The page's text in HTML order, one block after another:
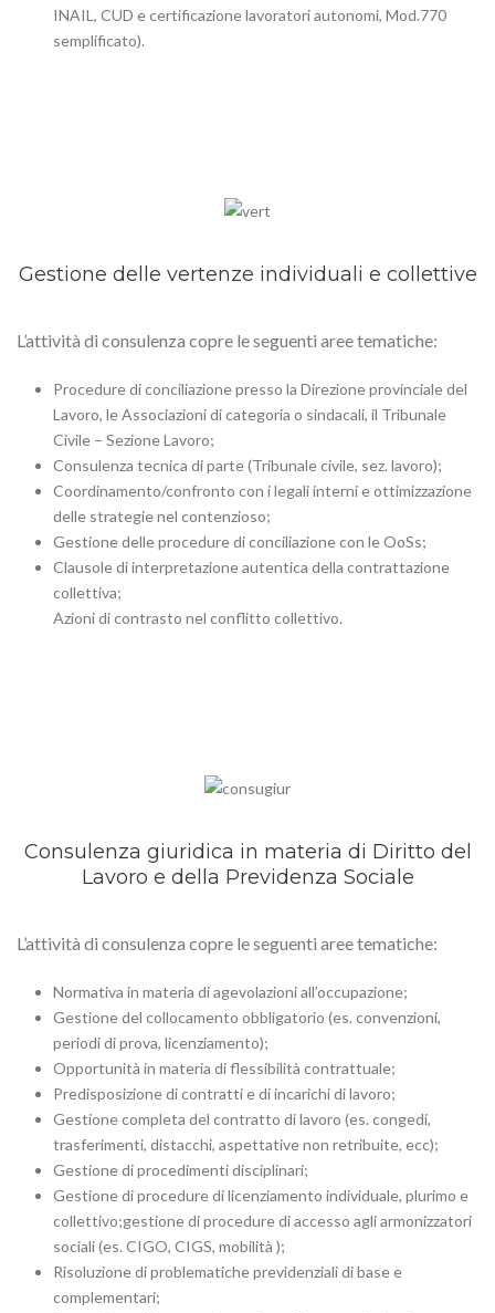
INAIL, CUD e certificazione lavoratori autonomi, Mod.770
semplificato).
Gestione delle vertenze individuali e collettive
L’attività di consulenza copre le seguenti aree tematiche:
Procedure di conciliazione presso la Direzione provinciale del
Lavoro, le Associazioni di categoria o sindacali, il Tribunale
Civile – Sezione Lavoro;
Consulenza tecnica di parte (Tribunale civile, sez. lavoro);
Coordinamento/confronto con i legali interni e ottimizzazione
delle strategie nel contenzioso;
Gestione delle procedure di conciliazione con le OoSs;
Clausole di interpretazione autentica della contrattazione
collettiva;
Azioni di contrasto nel conflitto collettivo.
Consulenza giuridica in materia di Diritto del
Lavoro e della Previdenza Sociale
L’attività di consulenza copre le seguenti aree tematiche:
Normativa in materia di agevolazioni all’occupazione;
Gestione del collocamento obbligatorio (es. convenzioni,
periodi di prova, licenziamento);
Opportunità in materia di flessibilità contrattuale;
Predisposizione di contratti e di incarichi di lavoro;
Gestione completa del contratto di lavoro (es. congedi,
trasferimenti, distacchi, aspettative non retribuite, ecc);
Gestione di procedimenti disciplinari;
Gestione di procedure di licenziamento individuale, plurimo e
collettivo;gestione di procedure di accesso agli armonizzatori
sociali (es. CIGO, CIGS, mobilità );
Risoluzione di problematiche previdenziali di base e
complementari;